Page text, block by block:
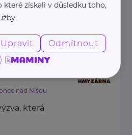
cs-cz
nad Nisou
která
získali v důsledku toho,
Upravit Odmítnout